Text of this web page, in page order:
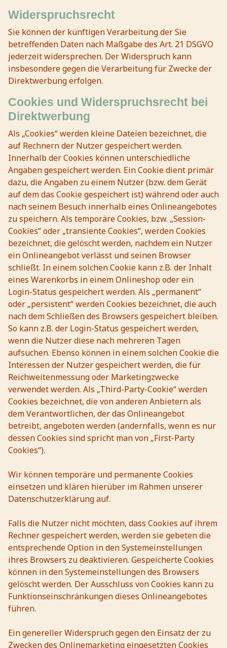
Widerspruchsrecht
Sie können der künftigen Verarbeitung der Sie
betreffenden Daten nach Maßgabe des Art. 21 DSGVO
jederzeit widersprechen. Der Widerspruch kann
insbesondere gegen die Verarbeitung für Zwecke der
Direktwerbung erfolgen.
Cookies und Widerspruchsrecht bei
Direktwerbung
Als „Cookies“ werden kleine Dateien bezeichnet, die
auf Rechnern der Nutzer gespeichert werden.
Innerhalb der Cookies können unterschiedliche
Angaben gespeichert werden. Ein Cookie dient primär
dazu, die Angaben zu einem Nutzer (bzw. dem Gerät
auf dem das Cookie gespeichert ist) während oder auch
nach seinem Besuch innerhalb eines Onlineangebotes
zu speichern. Als temporäre Cookies, bzw. „Session-
Cookies“ oder „transiente Cookies“, werden Cookies
bezeichnet, die gelöscht werden, nachdem ein Nutzer
ein Onlineangebot verlässt und seinen Browser
schließt. In einem solchen Cookie kann z.B. der Inhalt
eines Warenkorbs in einem Onlineshop oder ein
Login-Status gespeichert werden. Als „permanent“
oder „persistent“ werden Cookies bezeichnet, die auch
nach dem Schließen des Browsers gespeichert bleiben.
So kann z.B. der Login-Status gespeichert werden,
wenn die Nutzer diese nach mehreren Tagen
aufsuchen. Ebenso können in einem solchen Cookie die
Interessen der Nutzer gespeichert werden, die für
Reichweitenmessung oder Marketingzwecke
verwendet werden. Als „Third-Party-Cookie“ werden
Cookies bezeichnet, die von anderen Anbietern als
dem Verantwortlichen, der das Onlineangebot
betreibt, angeboten werden (andernfalls, wenn es nur
dessen Cookies sind spricht man von „First-Party
Cookies“).
Wir können temporäre und permanente Cookies
einsetzen und klären hierüber im Rahmen unserer
Datenschutzerklärung auf.
Falls die Nutzer nicht möchten, dass Cookies auf ihrem
Rechner gespeichert werden, werden sie gebeten die
entsprechende Option in den Systemeinstellungen
ihres Browsers zu deaktivieren. Gespeicherte Cookies
können in den Systemeinstellungen des Browsers
gelöscht werden. Der Ausschluss von Cookies kann zu
Funktionseinschränkungen dieses Onlineangebotes
führen.
Ein genereller Widerspruch gegen den Einsatz der zu
Zwecken des Onlinemarketing eingesetzten Cookies